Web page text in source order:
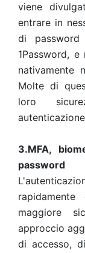
viene
entrare in
di password
1Password,
nativamente
Molte di
loro
3.MFA,
password
maggiore
approccio
di accesso,